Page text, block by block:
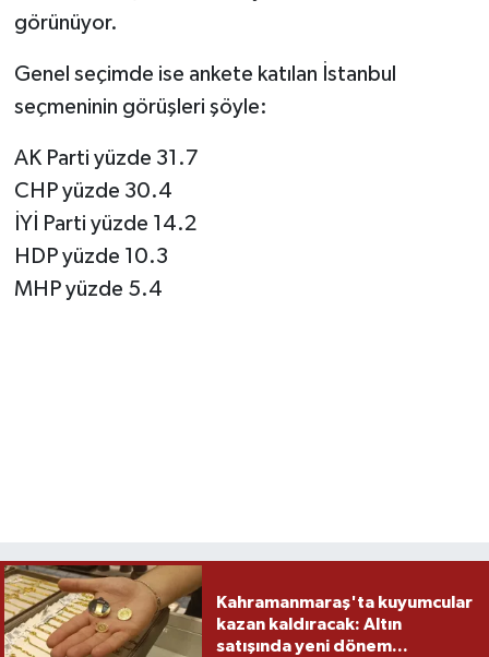
görünüyor.
Genel seçimde ise ankete katılan İstanbul
seçmeninin görüşleri şöyle:
AK Parti yüzde 31.7
CHP yüzde 30.4
İYİ Parti yüzde 14.2
HDP yüzde 10.3
MHP yüzde 5.4
Kahramanmaraş'ta kuyumcular
kazan kaldıracak: Altın
satışında yeni dönem...